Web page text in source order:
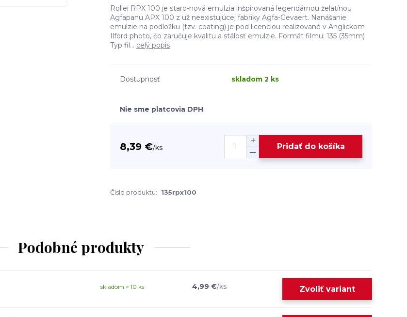
Rollei RPX 100 je staro-nová emulzia inšpirovaná legendárnou želatínou
Agfapanu APX 100 z už neexistujúcej fabriky Agfa-Gevaert. Nanášanie
emulzie na podložku (tzv. coating) je pod licenciou realizované v Anglickom
Ilford photo, čo zaručuje kvalitu a stálosť emulzie. Formát filmu: 135 (35mm)
Typ fil... celý popis
Dostupnosť skladom 2 ks
Nie sme platcovia DPH
8,39 €/ks Pridať do košíka
Číslo produktu: 135rpx100
Podobné produkty
4,99 €/ks
skladom > 10 ks Zvoliť variant